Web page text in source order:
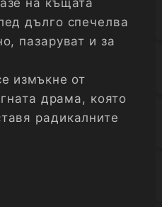
на къщата
дълго спечелва
пазаруват и за
измъкне от
драма, която
радикалните